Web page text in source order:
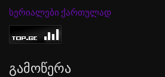
სერიალები ქართულად
Გამოწერა